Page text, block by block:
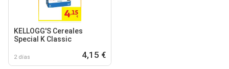
KELLOGG'S Cereales
Special K Classic
2 días 4,15 €